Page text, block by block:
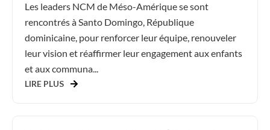
Les leaders NCM de Méso-Amérique se sont
rencontrés à Santo Domingo, République
dominicaine, pour renforcer leur équipe, renouveler
leur vision et réaffirmer leur engagement aux enfants
et aux communa...
LIRE PLUS